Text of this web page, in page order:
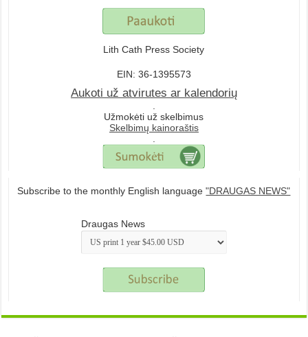
Lith Cath Press Society
EIN: 36-1395573
Aukoti už atvirutes ar kalendorių
Užmokėti už skelbimus
Skelbimų kainoraštis
Subscribe to the monthly English language"DRAUGAS NEWS"
Draugas News